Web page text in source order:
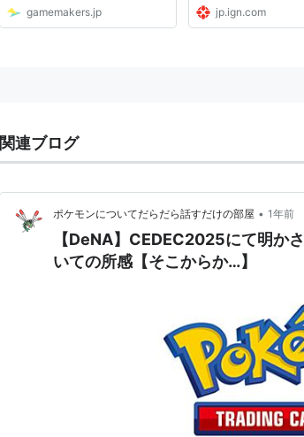
gamemakers.jp jp.ign.com
関連ブログ
ポケモンについてだらだら話すだけの部屋 • 1年前
【DeNA】CEDEC2025にて明か
いての所感【そこからか…】